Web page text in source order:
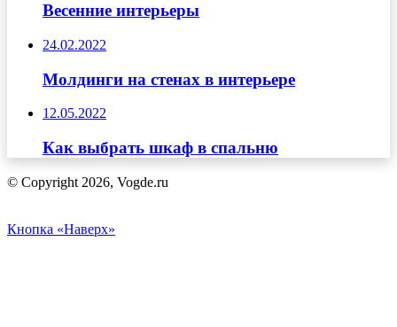
Весенние интерьеры
24.02.2022
Молдинги на стенах в интерьере
12.05.2022
Как выбрать шкаф в спальню
© Copyright 2026, Vogde.ru
Кнопка «Наверх»